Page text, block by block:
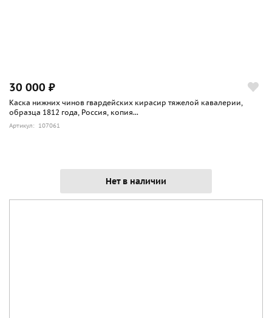
30 000 ₽
Каска нижних чинов гвардейских кирасир тяжелой кавалерии,
образца 1812 года, Россия, копия...
Артикул: 107061
Нет в наличии